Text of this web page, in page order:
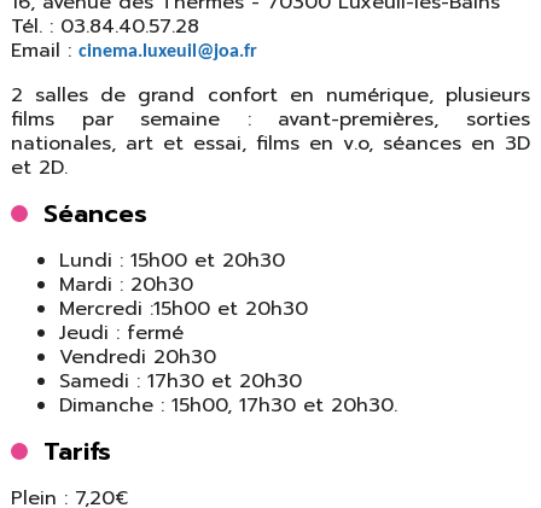
Tél. : 03.84.40.57.28
Email : cinema.luxeuil@joa.fr
2 salles de grand confort en numérique, plusieurs
films par semaine : avant-premières, sorties
nationales, art et essai, films en v.o, séances en 3D
et 2D.
Séances
Lundi : 15h00 et 20h30
Mardi : 20h30
Mercredi :15h00 et 20h30
Jeudi : fermé
Vendredi 20h30
Samedi : 17h30 et 20h30
Dimanche : 15h00, 17h30 et 20h30.
Tarifs
Plein : 7,20€